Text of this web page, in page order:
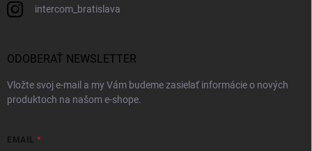
intercom_bratislava
ODOBERAŤ NEWSLETTER
Vložte svoj e-mail a my Vám budeme zasielať informácie o nových
produktoch na našom e-shope.
EMAIL